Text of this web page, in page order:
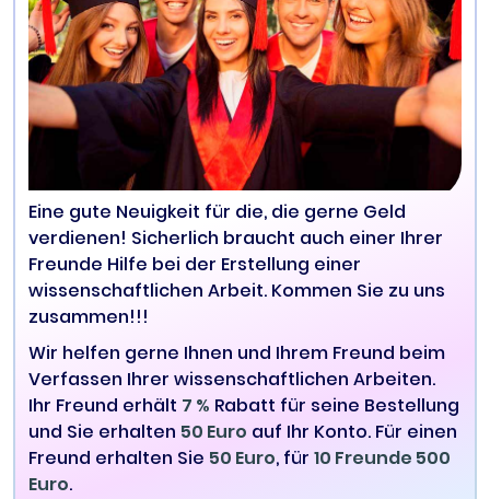
Eine gute Neuigkeit für die, die gerne Geld
verdienen! Sicherlich braucht auch einer Ihrer
Freunde Hilfe bei der Erstellung einer
wissenschaftlichen Arbeit. Kommen Sie zu uns
zusammen!!!
Wir helfen gerne Ihnen und Ihrem Freund beim
Verfassen Ihrer wissenschaftlichen Arbeiten.
Ihr Freund erhält 7 % Rabatt für seine Bestellung
und Sie erhalten 50 Euro auf Ihr Konto. Für einen
Freund erhalten Sie 50 Euro, für 10 Freunde 500
Euro.